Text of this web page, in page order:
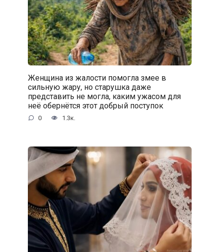
Женщина из жалости помогла змее в
сильную жару, но старушка даже
представить не могла, каким ужасом для
неё обернётся этот добрый поступок
0 1.3к.